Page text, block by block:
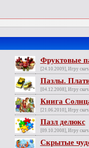
Фруктовые
[24.10.2009], Игру
Пазлы.
[04.12.2008], Игру
Книга
[21.06.2010], Игру
Пазл делюкс
[09.10.2008], Игру
Скрытые